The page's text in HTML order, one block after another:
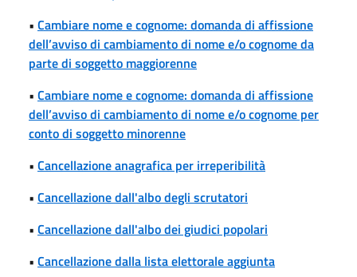
• Cambiare nome e cognome: domanda di affissione
dell’avviso di cambiamento di nome e/o cognome da
parte di soggetto maggiorenne
• Cambiare nome e cognome: domanda di affissione
dell’avviso di cambiamento di nome e/o cognome per
conto di soggetto minorenne
• Cancellazione anagrafica per irreperibilità
• Cancellazione dall'albo degli scrutatori
• Cancellazione dall'albo dei giudici popolari
• Cancellazione dalla lista elettorale aggiunta